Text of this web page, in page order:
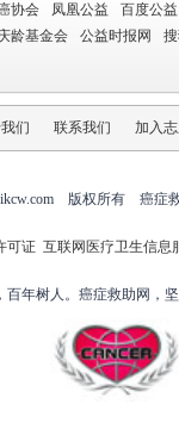
协会 凤凰公益
百度公益
龄基金会 公益时报网
们 联系我们 加入
版权所有 癌症
可证 互联网医疗卫生信息
百年树人。癌症救助网，